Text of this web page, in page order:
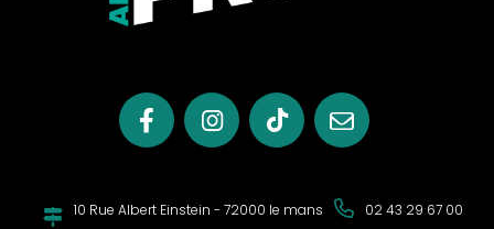
10 Rue Albert Einstein - 72000 le mans 02 43 29 67 00